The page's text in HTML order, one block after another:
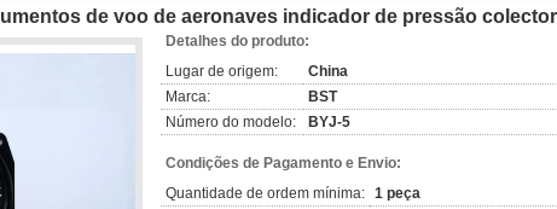
de voo de aeronaves indicador de pressão
Detalhes do produto:
Lugar de origem:
China
Marca:
BST
Número do modelo:
BYJ-5
Condições de Pagamento e Envio:
Quantidade de ordem mínima: 1 peça